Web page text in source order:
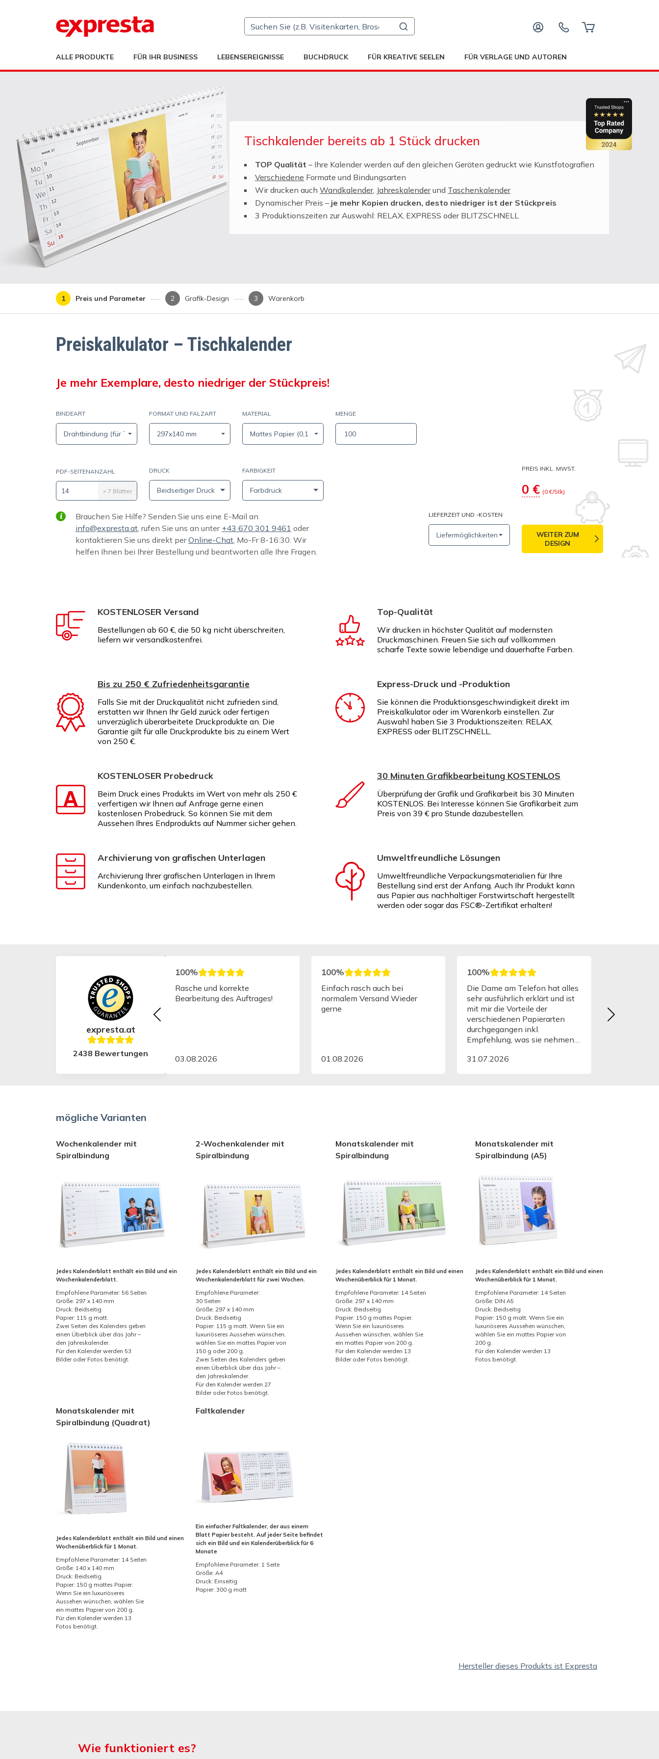
ALLE PRODUKTE FÜR IHR BUSINESS LEBENSEREIGNISSE BUCHDRUCK FÜR KREATIVE SEELEN FÜR VERLAGE UND AUTOREN
Tischkalender bereits ab 1 Stück drucken
TOP Qualität – Ihre Kalender werden auf den gleichen Geräten gedruckt wie Kunstfotografien
Verschiedene Formate und Bindungsarten
Wir drucken auch Wandkalender, Jahreskalenderund Taschenkalender
Dynamischer Preis – je mehr Kopien drucken, desto niedriger ist der Stückpreis
3 Produktionszeiten zur Auswahl: RELAX, EXPRESS oder BLITZSCHNELL
Preis und Parameter Grafik-Design Warenkorb
Preiskalkulator – Tischkalender
Je mehr Exemplare, desto niedriger der Stückpreis!
BINDEART
Drahtbindung (für Tischkalender)
FORMAT UND FALZART
297x140 mm
MATERIAL
Mattes Papier (0,1 mm / 115 g/m²)
MENGE
PDF-SEITENANZAHL
= 7 Blätter
DRUCK
Beidseitiger Druck
FARBIGKEIT
Farbdruck
PREIS INKL. MWST.
0 € (0€/Stk)
Brauchen Sie Hilfe? Senden Sie uns eine E-Mail an
info@expresta.at, rufen Sie uns an unter +43 670 301 9461 oder
kontaktieren Sie uns direkt perOnline-Chat, Mo-Fr 8-16:30. Wir
helfen Ihnen bei Ihrer Bestellung und beantworten alle Ihre Fragen.
LIEFERZEIT UND -KOSTEN
Liefermöglichkeiten
WEITER ZUM
DESIGN
KOSTENLOSER Versand
Bestellungen ab 60 €, die 50 kg nicht überschreiten,
liefern wir versandkostenfrei.
Top-Qualität
Wir drucken in höchster Qualität auf modernsten
Druckmaschinen. Freuen Sie sich auf vollkommen
scharfe Texte sowie lebendige und dauerhafte Farben.
Bis zu 250 € Zufriedenheitsgarantie
Falls Sie mit der Druckqualität nicht zufrieden sind,
erstatten wir Ihnen Ihr Geld zurück oder fertigen
unverzüglich überarbeitete Druckprodukte an. Die
Garantie gilt für alle Druckprodukte bis zu einem Wert
von 250 €.
Express-Druck und -Produktion
Sie können die Produktionsgeschwindigkeit direkt im
Preiskalkulator oder im Warenkorb einstellen. Zur
Auswahl haben Sie 3 Produktionszeiten: RELAX,
EXPRESS oder BLITZSCHNELL.
KOSTENLOSER Probedruck
Beim Druck eines Produkts im Wert von mehr als 250 €
verfertigen wir Ihnen auf Anfrage gerne einen
kostenlosen Probedruck. So können Sie mit dem
Aussehen Ihres Endprodukts auf Nummer sicher gehen.
30 Minuten Grafikbearbeitung KOSTENLOS
Überprüfung der Grafik und Grafikarbeit bis 30 Minuten
KOSTENLOS. Bei Interesse können Sie Grafikarbeit zum
Preis von 39 € pro Stunde dazubestellen.
Archivierung von grafischen Unterlagen
Archivierung Ihrer grafischen Unterlagen in Ihrem
Kundenkonto, um einfach nachzubestellen.
Umweltfreundliche Lösungen
Umweltfreundliche Verpackungsmaterialien für Ihre
Bestellung sind erst der Anfang. Auch Ihr Produkt kann
aus Papier aus nachhaltiger Forstwirtschaft hergestellt
werden oder sogar das FSC®-Zertifikat erhalten!
expresta.at
2438 Bewertungen
100%
Rasche und korrekte
Bearbeitung des Auftrages!
03.08.2026
100%
Einfach rasch auch bei
normalem Versand Wieder
gerne
01.08.2026
100%
Die Dame am Telefon hat alles
sehr ausführlich erklärt und ist
mit mir die Vorteile der
verschiedenen Papierarten
durchgegangen inkl.
Empfehlung, was sie nehmen
War sehr angenehm. Gerne
31.07.2026
mögliche Varianten
Wochenkalender mit
Spiralbindung
Jedes Kalenderblatt enthält ein Bild und ein
Wochenkalenderblatt.
Empfohlene Parameter: 56 Seiten
Größe: 297 x 140 mm
Druck: Beidseitig
Papier: 115 g matt.
Zwei Seiten des Kalenders geben
einen Überblick über das Jahr –
den Jahreskalender.
Für den Kalender werden 53
Bilder oder Fotos benötigt.
2-Wochenkalender mit
Spiralbindung
Jedes Kalenderblatt enthält ein Bild und ein
Wochenkalenderblatt für zwei Wochen.
Empfohlene Parameter:
30 Seiten
Größe: 297 x 140 mm
Druck: Beidseitig
Papier: 115 g matt. Wenn Sie ein
luxuriöseres Aussehen wünschen,
wählen Sie ein mattes Papier von
150 g oder 200 g.
Zwei Seiten des Kalenders geben
einen Überblick über das Jahr –
den Jahreskalender.
Für den Kalender werden 27
Bilder oder Fotos benötigt.
Monatskalender mit
Spiralbindung
Jedes Kalenderblatt enthält ein Bild und einen
Wochenüberblick für 1 Monat.
Empfohlene Parameter: 14 Seiten
Größe: 297 x 140 mm
Druck: Beidseitig
Papier: 150 g mattes Papier.
Wenn Sie ein luxuriöseres
Aussehen wünschen, wählen Sie
ein mattes Papier von 200 g.
Für den Kalender werden 13
Bilder oder Fotos benötigt.
Monatskalender mit
Spiralbindung (A5)
Jedes Kalenderblatt enthält ein Bild und einen
Wochenüberblick für 1 Monat.
Empfohlene Parameter: 14 Seiten
Größe: DIN A5
Druck: Beidseitig
Papier: 150 g matt. Wenn Sie ein
luxuriöseres Aussehen wünschen,
wählen Sie ein mattes Papier von
200 g.
Für den Kalender werden 13
Fotos benötigt.
Monatskalender mit
Spiralbindung (Quadrat)
Jedes Kalenderblatt enthält ein Bild und einen
Wochenüberblick für 1 Monat.
Empfohlene Parameter: 14 Seiten
Größe: 140 x 140 mm
Druck: Beidseitig
Papier: 150 g mattes Papier.
Wenn Sie ein luxuriöseres
Aussehen wünschen, wählen Sie
ein mattes Papier von 200 g.
Für den Kalender werden 13
Fotos benötigt.
Faltkalender
Ein einfacher Faltkalender, der aus einem
Blatt Papier besteht. Auf jeder Seite befindet
sich ein Bild und ein Kalenderüberblick für 6
Monate
Empfohlene Parameter: 1 Seite
Größe: A4
Druck: Einseitig
Papier: 300 g matt
Hersteller dieses Produkts ist Expresta
Wie funktioniert es?